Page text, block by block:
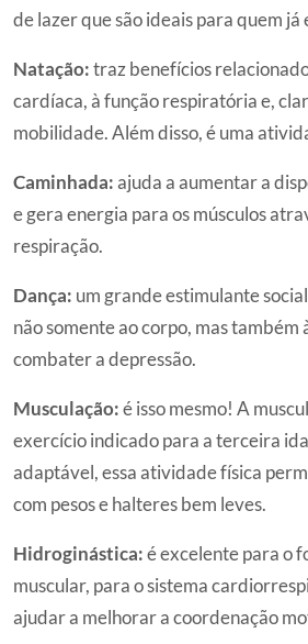
de lazer que são ideais para quem já
Natação: traz benefícios
cardíaca, à função respiratória e,
mobilidade. Além disso, é uma
Caminhada: ajuda a aumentar a
e gera energia para os músculos
respiração.
Dança: um grande estimulante
não somente ao corpo, mas também
combater a depressão.
Musculação: é isso mesmo! A
exercício indicado para a terceira
adaptável, essa atividade física
com pesos e halteres bem leves.
Hidroginástica: é excelente para o
muscular, para o sistema
ajudar a melhorar a coordenação